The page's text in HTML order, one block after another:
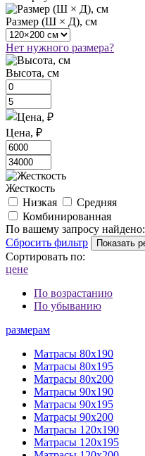
Размер (Ш × Д), см
Нет нужного размера?
Высота, см
Цена, ₽
Жесткость
Низкая
Средняя
Комбинированная
По вашему запросу найдено:
Сбросить фильтр
Сортировать по:
цене
По возрастанию
По убыванию
размерам
Матрасы 80х190
Матрасы 80х195
Матрасы 80х200
Матрасы 90х190
Матрасы 90х195
Матрасы 90х200
Матрасы 120х190
Матрасы 120х195